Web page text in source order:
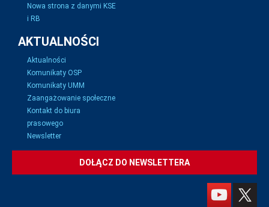
Nowa strona z danymi KSE
i RB
AKTUALNOŚCI
Aktualności
Komunikaty OSP
Komunikaty UMM
Zaangażowanie społeczne
Kontakt do biura
prasowego
Newsletter
DOŁĄCZ DO NEWSLETTERA